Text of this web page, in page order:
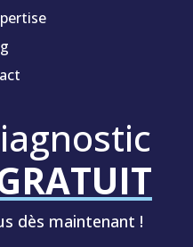
dès maintenant !